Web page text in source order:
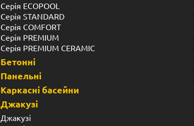
Серія ECOPOOL
Серія STANDARD
Серія COMFORT
Серія PREMIUM
Серія PREMIUM CERAMIC
Бетонні
Панельні
Каркасні басейни
Джакузі
Джакузі